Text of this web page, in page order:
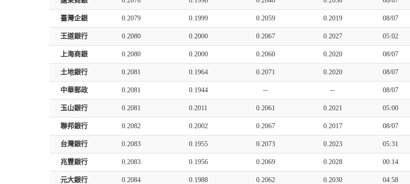
臺灣企銀 0.2079 0.1999 0.2059 0.2019 08/07
王道銀行 0.2080 0.2000 0.2067 0.2027 05:02
上海商銀 0.2080 0.2000 0.2060 0.2020 08/07
土地銀行 0.2081 0.1964 0.2071 0.2020 08/07
中華郵政 0.2081 0.1944 -- -- 08/07
玉山銀行 0.2081 0.2011 0.2061 0.2021 05:00
聯邦銀行 0.2082 0.2002 0.2067 0.2017 08/07
台灣銀行 0.2083 0.1955 0.2073 0.2023 05:31
兆豐銀行 0.2083 0.1956 0.2069 0.2028 00:14
元大銀行 0.2084 0.1988 0.2062 0.2030 04:58